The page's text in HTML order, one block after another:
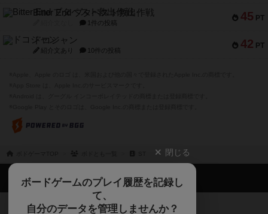
45 PT
Bitter End ブタペスト救出作戦
1件の投稿
42 PT
ドコジャン
紹介文あり 10件の投稿
閉じる
ボードゲームのプレイ履歴を記録し
て、
自分のデータを管理しませんか？
ボドゲーマTOP
ボードゲームを検索する